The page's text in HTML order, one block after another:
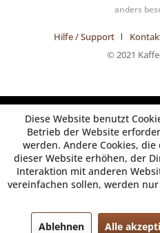
anders
Hilfe / Support
© 2021
Diese Website benutzt
Betrieb der Website
werden. Andere Cookies,
dieser Website erhöhen, der
Interaktion mit anderen
vereinfachen sollen, werden
Ablehnen Alle